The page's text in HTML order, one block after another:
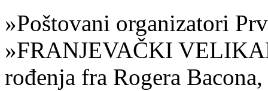
»Poštovani organizatori
»FRANJEVAČKI
rođenja fra Rogera Bacona,